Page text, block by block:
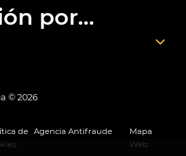
por...
© 2026
de Agencia Antifraude
Mapa
Web